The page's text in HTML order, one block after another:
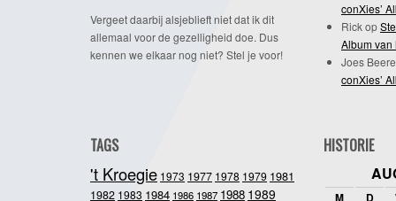
Vergeet daarbij alsjeblieft niet dat ik dit
allemaal voor de gezelligheid doe. Dus
kennen we elkaar nog niet? Stel je voor!
conXies’
Rickop
Album van
Joes
conXies’
TAGS
't Kroegie 1973 1977 1978 1979 1981
1982 1983 1984 1986 1987 1988 1989
HISTORIE
M D